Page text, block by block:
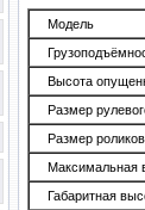
Модель
Высота
Размер
Размер
Максимальная
Габаритная